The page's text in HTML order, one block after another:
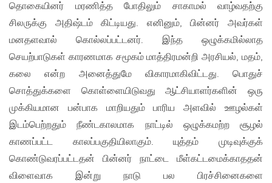
தொகையினர் மரணித்த போதிலும் சாகாமல் வாழ்வதற்கு
சிலருக்கு அதிஷ்டம் கிட்டியது. எனினும், பின்னர் அவர்கள்
மனதளவால் கொல்லப்பட்டனர். இந்த ஒழுக்கமில்லாத
செயற்பாடுகள் காரணமாக சமூகம் மாத்திரமன்றி அரசியல், மதம்,
கலை என்ற அனைத்துமே விகாரமாகிவிட்டது. பொதுச்
சொத்துக்களை கொள்ளையிடுவது ஆட்சியாளர்களின் ஒரு
முக்கியமான பன்பாக மாறியதும் பாரிய அளவில் ஊழல்கள்
இடம்பெற்றதும் நீண்டகாலமாக நாட்டில் ஒழுக்கமற்ற சூழல்
காணப்பட்ட காலப்பகுதியிலாகும். யுத்தம் முடிவுக்குக்
கொண்டுவரப்பட்டதன் பின்னர் நாட்டை மீள்கட்டமைக்காததன்
விளைவாக இன்று நாடு பல பிரச்சினைகளை